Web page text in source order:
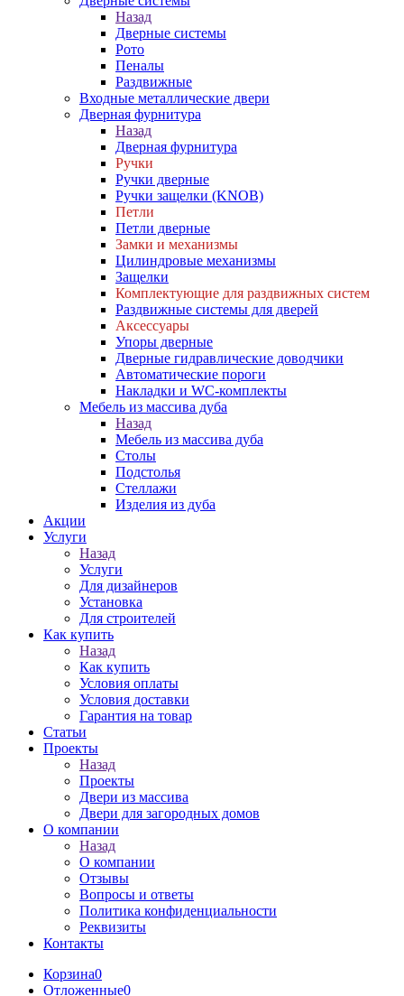
Назад
Дверные системы
Рото
Пеналы
Раздвижные
Входные металлические двери
Дверная фурнитура
Назад
Дверная фурнитура
Ручки
Ручки дверные
Ручки защелки (KNOB)
Петли
Петли дверные
Замки и механизмы
Цилиндровые механизмы
Защелки
Комплектующие для раздвижных систем
Раздвижные системы для дверей
Аксессуары
Упоры дверные
Дверные гидравлические доводчики
Автоматические пороги
Накладки и WC-комплекты
Мебель из массива дуба
Назад
Мебель из массива дуба
Столы
Подстолья
Стеллажи
Изделия из дуба
Акции
Услуги
Назад
Услуги
Для дизайнеров
Установка
Для строителей
Как купить
Назад
Как купить
Условия оплаты
Условия доставки
Гарантия на товар
Статьи
Проекты
Назад
Проекты
Двери из массива
Двери для загородных домов
О компании
Назад
О компании
Отзывы
Вопросы и ответы
Политика конфиденциальности
Реквизиты
Контакты
Корзина0
Отложенные0